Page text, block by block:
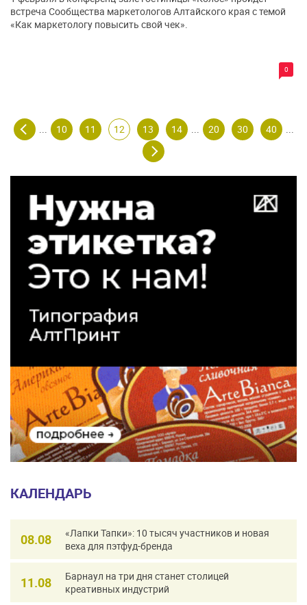
0
встреча Сообщества маркетологов Алтайского края с темой
«Как маркетологу повысить свой чек».
... 10 11 12 13 14 ... 20 30 40 ...
КАЛЕНДАРЬ
08.08
«Лапки Тапки»: 10 тысяч участников и новая
веха для пэтфуд-бренда
11.08
Барнаул на три дня станет столицей
креативных индустрий